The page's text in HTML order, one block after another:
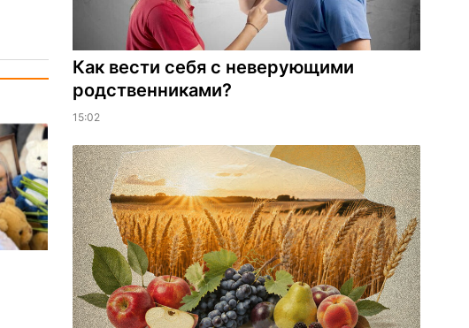
Как вести себя с неверующими
родственниками?
15:02